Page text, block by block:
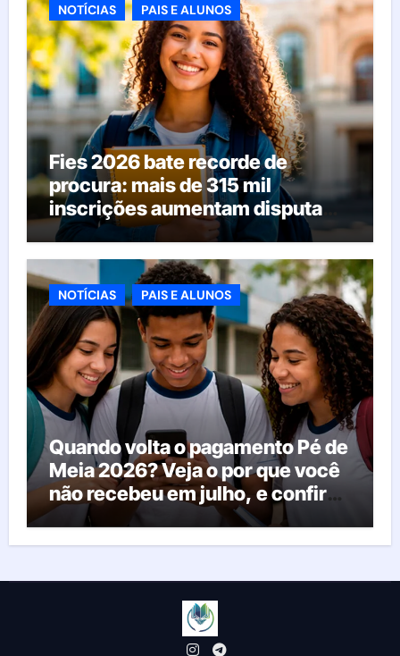
NOTÍCIAS PAIS E ALUNOS
Fies 2026 bate recorde de
procura: mais de 315 mil
inscrições aumentam disputa
pelas vagas; veja o que acontece
agora
NOTÍCIAS PAIS E ALUNOS
Quando volta o pagamento Pé de
Meia 2026? Veja o por que você
não recebeu em julho, e confira
o calendário oficial